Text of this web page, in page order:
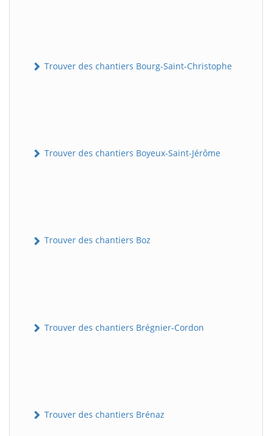
Trouver des chantiers Bourg-Saint-Christophe
Trouver des chantiers Boyeux-Saint-Jérôme
Trouver des chantiers Boz
Trouver des chantiers Brégnier-Cordon
Trouver des chantiers Brénaz